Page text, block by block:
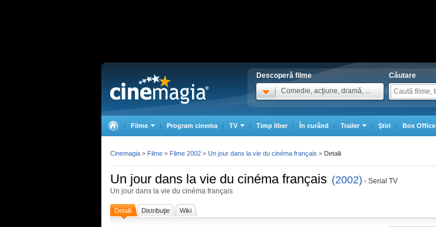
Descoperă filme
Comedie, acţiune, dramă, ...
Căutare
Filme Program cinema TV Timp liber În curând Trailer Ştiri Box Office
Un jour dans la vie du cinéma français (2002) - Serial TV
Un jour dans la vie du cinéma français
Detalii Distribuţie Wiki
Cinemagia > Filme > Filme 2002 > Un jour dans la vie du cinéma français > Detalii